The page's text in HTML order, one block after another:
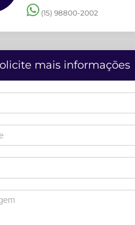
(15) 98800-2002
mais informações